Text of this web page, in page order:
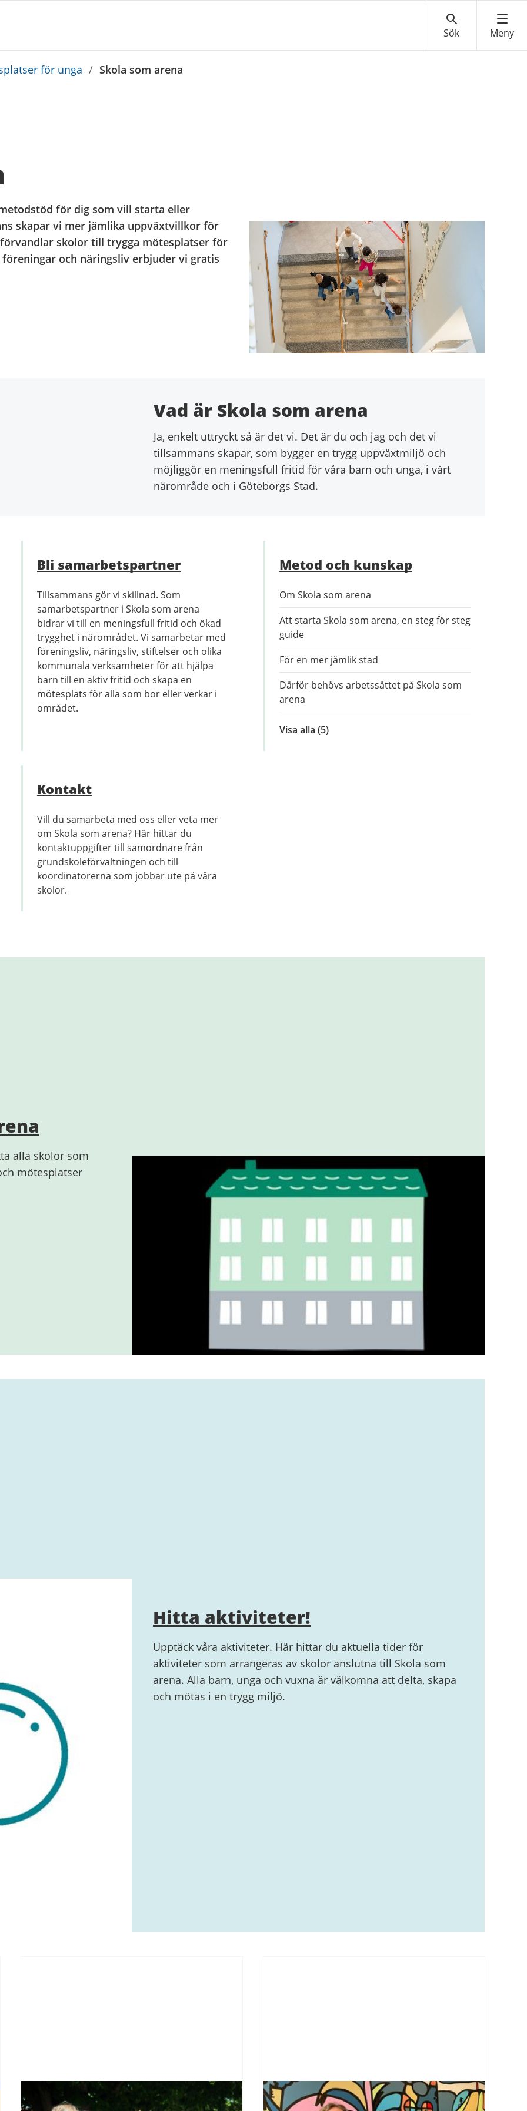
för unga / Skola som arena
för dig som vill starta eller
skapar vi mer jämlika uppväxtvillkor för
skolor till trygga mötesplatser för
och näringsliv erbjuder vi gratis
Vad är Skola som arena
Ja, enkelt uttryckt så är det vi. Det är du och jag och det vi
tillsammans skapar, som bygger en trygg uppväxtmiljö och
möjliggör en meningsfull fritid för våra barn och unga, i vårt
närområde och i Göteborgs Stad.
Bli samarbetspartner
Tillsammans gör vi skillnad. Som
samarbetspartner i Skola som arena
bidrar vi till en meningsfull fritid och ökad
trygghet i närområdet. Vi samarbetar med
föreningsliv, näringsliv, stiftelser och olika
kommunala verksamheter för att hjälpa
barn till en aktiv fritid och skapa en
mötesplats för alla som bor eller verkar i
området.
Metod och kunskap
Om Skola som arena
Att starta Skola som arena, en steg för steg
guide
För en mer jämlik stad
Därför behövs arbetssättet på Skola som
arena
Visa alla inom
(5)
Kontakt
Vill du samarbeta med oss eller veta mer
om Skola som arena? Här hittar du
kontaktuppgifter till samordnare från
grundskoleförvaltningen och till
koordinatorerna som jobbar ute på våra
skolor.
alla skolor som
mötesplatser
Hitta aktiviteter!
Upptäck våra aktiviteter. Här hittar du aktuella tider för
aktiviteter som arrangeras av skolor anslutna till Skola som
arena. Alla barn, unga och vuxna är välkomna att delta, skapa
och mötas i en trygg miljö.